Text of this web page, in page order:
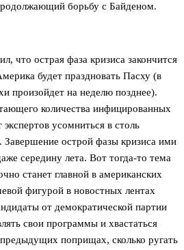
борьбу с Байденом.
что острая фаза кризиса закончится
будет праздновать Пасху (в
произойдет на неделю позднее).
количества инфицированных
экспертов усомниться в столь
острой фазы кризиса ими
середину лета. Вот тогда-то тема
станет главной в американских
фигурой в новостных лентах
от демократической партии
свои программы и хвастаться
поприщах, сколько ругать